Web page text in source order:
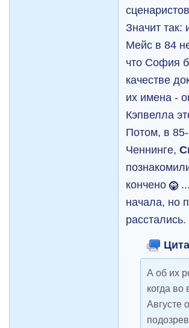
Значит
Мейс в 84
что София
качестве
их имена -
Кэпвелла
Потом, в
Ченнинге,
кончено
начала, но
расстались.
А об их
когда
Августе